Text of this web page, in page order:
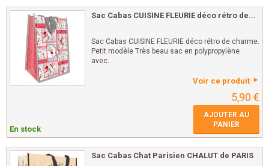
Sac Cabas CUISINE FLEURIE déco rétro de...
Sac Cabas CUISINE FLEURIE déco rétro de charme.
Petit modèle Très beau sac en polypropylène
avec...
Voir ce produit
5,90 €
En stock
AJOUTER AU
PANIER
Sac Cabas Chat Parisien CHALUT de PARIS